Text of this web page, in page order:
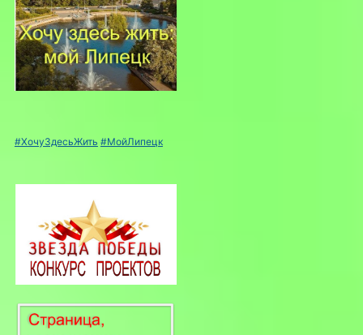
#ХочуЗдесьЖить #МойЛипецк